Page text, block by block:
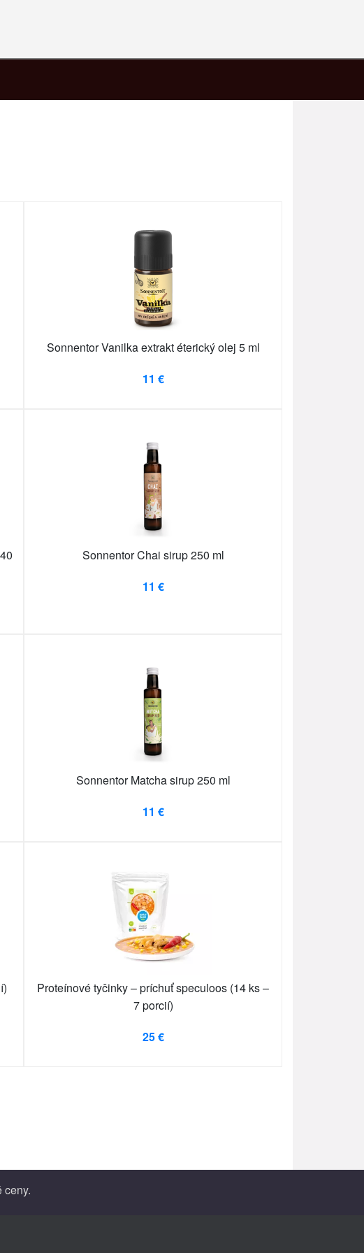
Sonnentor Vanilka extrakt éterický olej 5 ml
11 €
Sonnentor Chai sirup 250 ml
11 €
Sonnentor Matcha sirup 250 ml
11 €
Proteínové tyčinky – príchuť speculoos (14 ks –
7 porcií)
25 €
ceny.